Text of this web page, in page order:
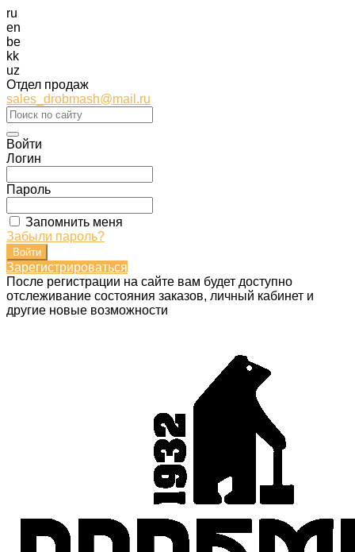
ru
en
be
kk
uz
Отдел продаж
sales_drobmash@mail.ru
Войти
Логин
Пароль
Запомнить меня
Забыли пароль?
Зарегистрироваться
После регистрации на сайте вам будет доступно
отслеживание состояния заказов, личный кабинет и
другие новые возможности